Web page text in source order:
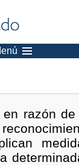
razón